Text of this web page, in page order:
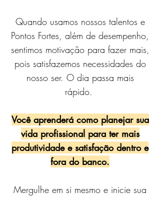
Quando usamos nossos talentos e
Pontos Fortes, além de desempenho,
sentimos motivação para fazer mais,
pois satisfazemos necessidades do
nosso ser. O dia passa mais
rápido.
Você aprenderá como planejar sua
vida profissional para ter mais
produtividade e satisfação dentro e
fora do banco.
Mergulhe em si mesmo e inicie sua